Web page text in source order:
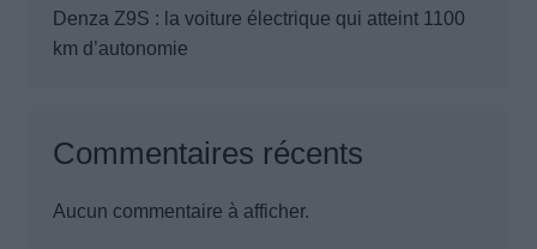
Denza Z9S : la voiture électrique qui atteint 1100
km d’autonomie
Commentaires récents
Aucun commentaire à afficher.